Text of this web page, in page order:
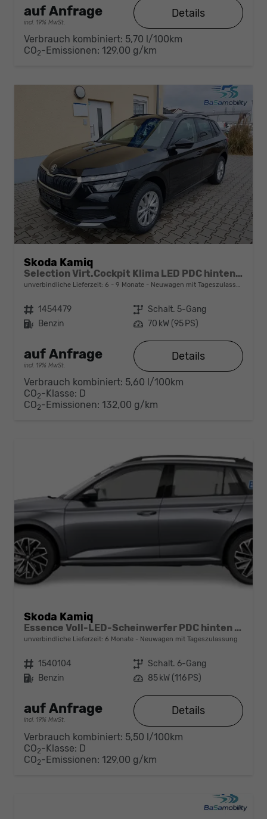
auf Anfrage
incl. 19% MwSt.
Details
Verbrauch kombiniert: 5,70 l/100km
CO2-Emissionen: 129,00 g/km
Skoda Kamiq
Selection Virt.Cockpit Klima LED PDC hinten Sitzheizung
unverbindliche Lieferzeit: 6 - 9 Monate Neuwagen mit Tageszulassung
Fahrzeugnr. 1454479 Getriebe Schalt. 5-Gang
Kraftstoff Benzin Leistung 70 kW (95 PS)
auf Anfrage
incl. 19% MwSt.
Details
Verbrauch kombiniert: 5,60 l/100km
CO2-Klasse: D
CO2-Emissionen: 132,00 g/km
Skoda Kamiq
Essence Voll-LED-Scheinwerfer PDC hinten Klima
unverbindliche Lieferzeit: 6 Monate Neuwagen mit Tageszulassung
Fahrzeugnr. 1540104 Getriebe Schalt. 6-Gang
Kraftstoff Benzin Leistung 85 kW (116 PS)
auf Anfrage
incl. 19% MwSt.
Details
Verbrauch kombiniert: 5,50 l/100km
CO2-Klasse: D
CO2-Emissionen: 129,00 g/km